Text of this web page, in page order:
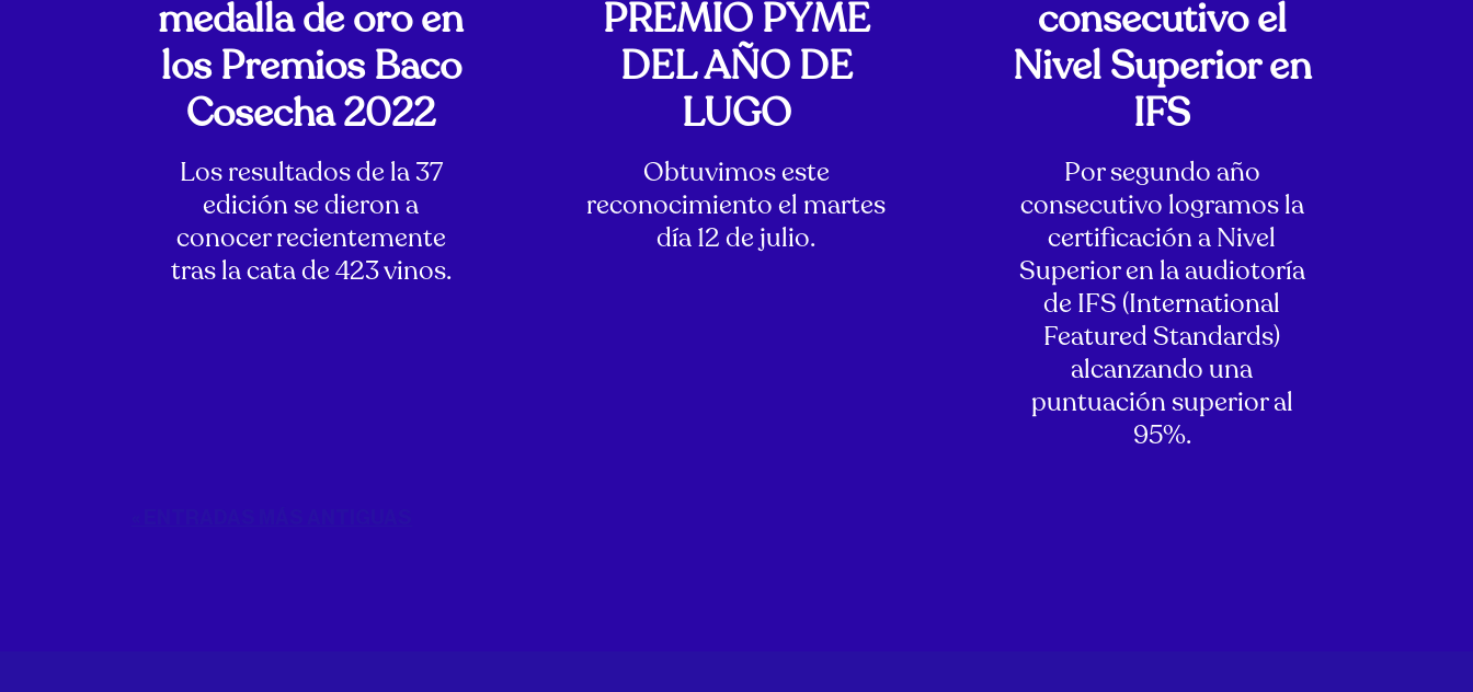
medalla de oro en
los Premios Baco
Cosecha 2022
Los resultados de la 37
edición se dieron a
conocer recientemente
tras la cata de 423 vinos.
PREMIO PYME
DEL AÑO DE
LUGO
Obtuvimos este
reconocimiento el martes
día 12 de julio.
consecutivo el
Nivel Superior en
IFS
Por segundo año
consecutivo logramos la
certificación a Nivel
Superior en la audiotoría
de IFS (International
Featured Standards)
alcanzando una
puntuación superior al
95%.